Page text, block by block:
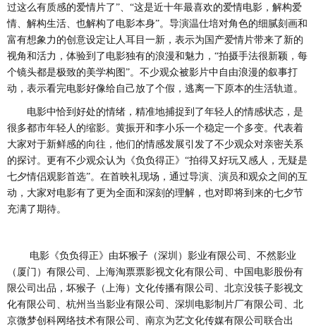
过这么有质感的爱情片了”、“这是近十年最喜欢的爱情电影，解构爱
情、解构生活、也解构了电影本身”。导演温仕培对角色的细腻刻画和
富有想象力的创意设定让人耳目一新，表示为国产爱情片带来了新的
视角和活力，体验到了电影独有的浪漫和魅力，“拍摄手法很新颖，每
个镜头都是极致的美学构图”。不少观众被影片中自由浪漫的叙事打
动，表示看完电影好像给自己放了个假，逃离一下原本的生活轨道。
电影中恰到好处的情绪，精准地捕捉到了年轻人的情感状态，是
很多都市年轻人的缩影。黄振开和李小乐一个稳定一个多变。代表着
大家对于新鲜感的向往，他们的情感发展引发了不少观众对亲密关系
的探讨。更有不少观众认为《负负得正》 “拍得又好玩又感人，无疑是
七夕情侣观影首选”。在首映礼现场，通过导演、演员和观众之间的互
动，大家对电影有了更为全面和深刻的理解，也对即将到来的七夕节
充满了期待。
电影《负负得正》由坏猴子（深圳）影业有限公司、不然影业
（厦门）有限公司、上海淘票票影视文化有限公司、中国电影股份有
限公司出品，坏猴子（上海）文化传播有限公司、北京没筷子影视文
化有限公司、杭州当当影业有限公司、深圳电影制片厂有限公司、北
京微梦创科网络技术有限公司、南京为艺文化传媒有限公司联合出